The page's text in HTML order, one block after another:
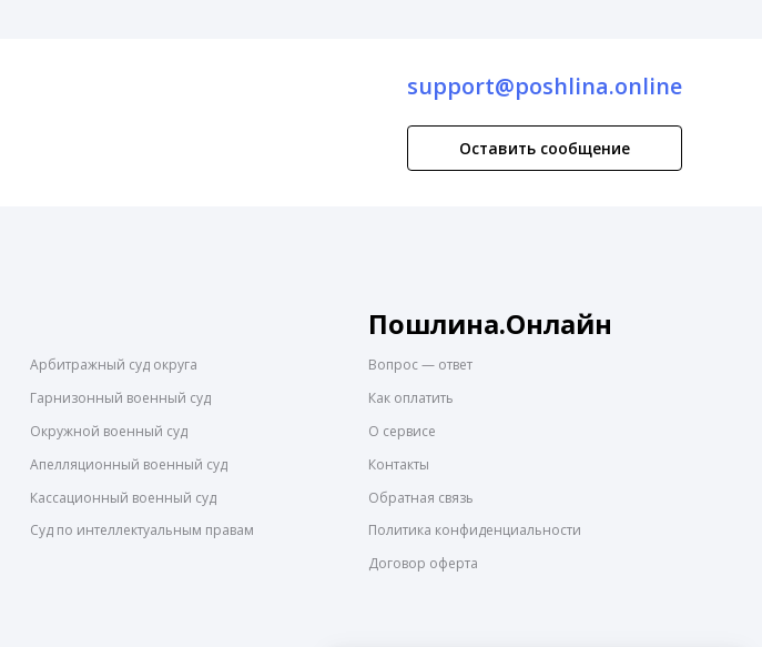
support@poshlina.online
Оставить сообщение
Арбитражный суд округа
Гарнизонный военный суд
Окружной военный суд
Апелляционный военный суд
Кассационный военный суд
Суд по интеллектуальным правам
Пошлина.Онлайн
Вопрос — ответ
Как оплатить
О сервисе
Контакты
Обратная связь
Политика конфиденциальности
Договор оферта